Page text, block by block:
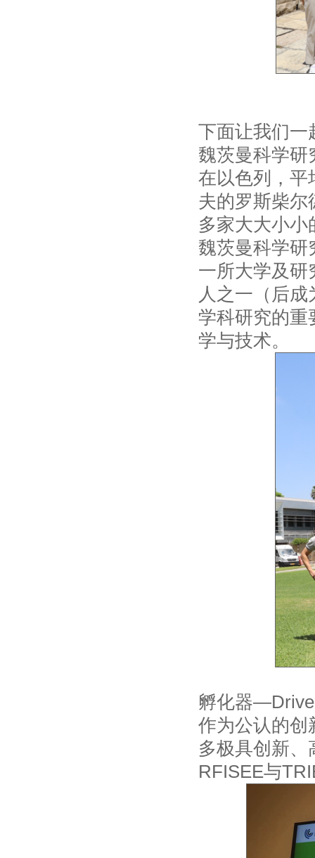
下面让我们一
魏茨曼科学研
在以色列，平
夫的罗斯柴尔
多家大大小小
魏茨曼科学研
一所大学及研
人之一（后
学科研究的重
学与技术。
孵化器—Drive
作为公认的创
多极具创新
RFISEE与